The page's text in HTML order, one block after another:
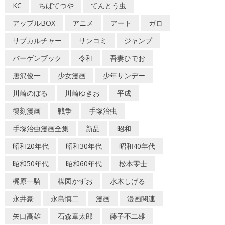
KC ちばてつや
てんとう虫
アップルBOX
アニメ アート
ガロ
サブカルチャー
サンコミ
ジャンプ
バーゲンブック
令和
吾妻ひでお
唐沢俊一
少女漫画
少年サンデー
川崎のぼる
川崎ゆきお
平成
復刻漫画
戦争
手塚治虫
手塚治虫漫画全集
新品
昭和
昭和20年代
昭和30年代
昭和40年代
昭和50年代
昭和60年代
松本零士
梶原一騎
楳図かずお
水木しげる
永井豪
永島慎二 漫画
漫画関連
矢口高雄
石森章太郎 藤子不二雄